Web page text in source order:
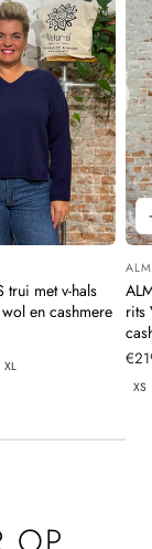
trui met v-hals
en cashmere
XL
rits
prijs
XS